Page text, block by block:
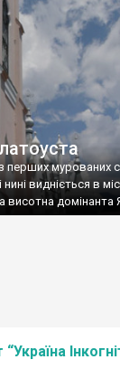
перших мурованих
видніється в
висотна домінанта